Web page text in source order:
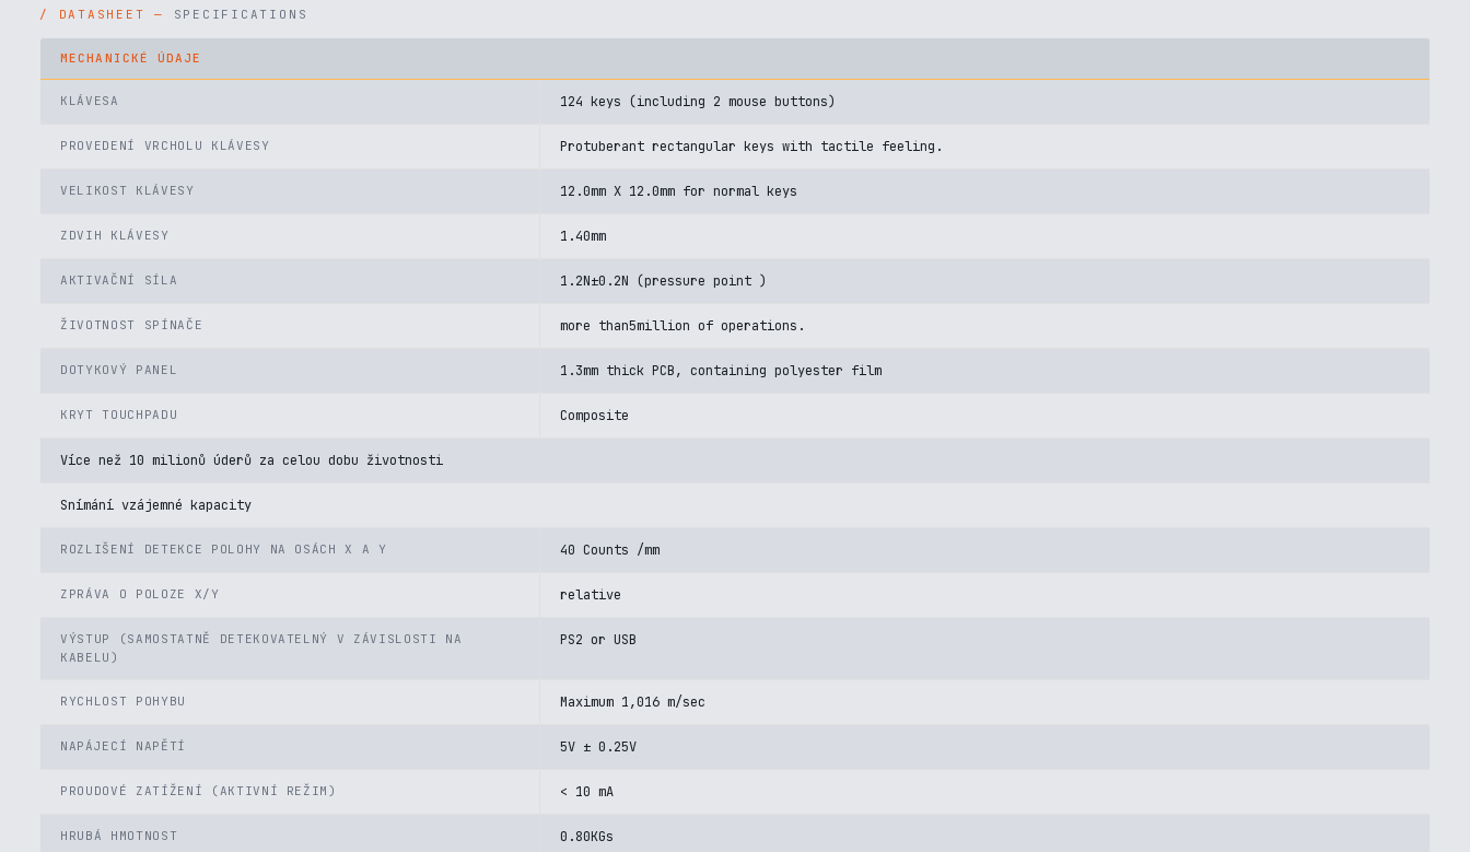
SPECIFICATIONS
MECHANICKÉ ÚDAJE
KLÁVESA 124 keys (including 2 mouse buttons)
PROVEDENÍ VRCHOLU KLÁVESY Protuberant rectangular keys with tactile feeling.
VELIKOST KLÁVESY 12.0mm X 12.0mm for normal keys
ZDVIH KLÁVESY 1.40mm
AKTIVAČNÍ SÍLA 1.2N±0.2N (pressure point )
ŽIVOTNOST SPÍNAČE more than5million of operations.
DOTYKOVÝ PANEL 1.3mm thick PCB, containing polyester film
KRYT TOUCHPADU Composite
Více než 10 milionů úderů za celou dobu životnosti
Snímání vzájemné kapacity
ROZLIŠENÍ DETEKCE POLOHY NA OSÁCH X A Y 40 Counts /mm
ZPRÁVA O POLOZE X/Y relative
VÝSTUP (SAMOSTATNĚ DETEKOVATELNÝ V ZÁVISLOSTI NA
KABELU)
PS2 or USB
RYCHLOST POHYBU Maximum 1,016 m/sec
NAPÁJECÍ NAPĚTÍ 5V ± 0.25V
PROUDOVÉ ZATÍŽENÍ (AKTIVNÍ REŽIM) < 10 mA
HRUBÁ HMOTNOST 0.80KGs